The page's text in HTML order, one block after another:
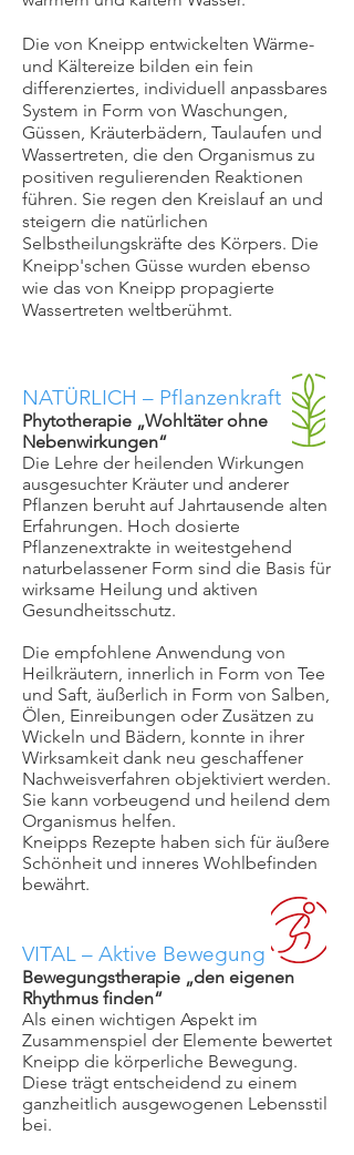
Die von Kneipp entwickelten Wärme-
und Kältereize bilden ein fein
differenziertes, individuell anpassbares
System in Form von Waschungen,
Güssen, Kräuterbädern, Taulaufen und
Wassertreten, die den Organismus zu
positiven regulierenden Reaktionen
führen. Sie regen den Kreislauf an und
steigern die natürlichen
Selbstheilungskräfte des Körpers. Die
Kneipp'schen Güsse wurden ebenso
wie das von Kneipp propagierte
Wassertreten weltberühmt.
NATÜRLICH – Pflanzenkraft
Phytotherapie „Wohltäter ohne
Nebenwirkungen“
Die Lehre der heilenden Wirkungen
ausgesuchter Kräuter und anderer
Pflanzen beruht auf Jahrtausende alten
Erfahrungen. Hoch dosierte
Pflanzenextrakte in weitestgehend
naturbelassener Form sind die Basis für
wirksame Heilung und aktiven
Gesundheitsschutz.
Die empfohlene Anwendung von
Heilkräutern, innerlich in Form von Tee
und Saft, äußerlich in Form von Salben,
Ölen, Einreibungen oder Zusätzen zu
Wickeln und Bädern, konnte in ihrer
Wirksamkeit dank neu geschaffener
Nachweisverfahren objektiviert werden.
Sie kann vorbeugend und heilend dem
Organismus helfen.
Kneipps Rezepte haben sich für äußere
Schönheit und inneres Wohlbefinden
bewährt.
VITAL – Aktive Bewegung
Bewegungstherapie „den eigenen
Rhythmus finden“
Als einen wichtigen Aspekt im
Zusammenspiel der Elemente bewertet
Kneipp die körperliche Bewegung.
Diese trägt entscheidend zu einem
ganzheitlich ausgewogenen Lebensstil
bei.